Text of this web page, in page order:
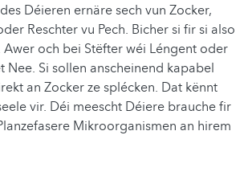
Déieren ernäre sech vun Zocker,
Reschter vu Pech. Bicher si fir si also
och bei Stëfter wéi Léngent oder
Nee. Si sollen anscheinend kapabel
an Zocker ze splécken. Dat kënnt
vir. Déi meescht Déiere brauche fir
Mikroorganismen an hirem